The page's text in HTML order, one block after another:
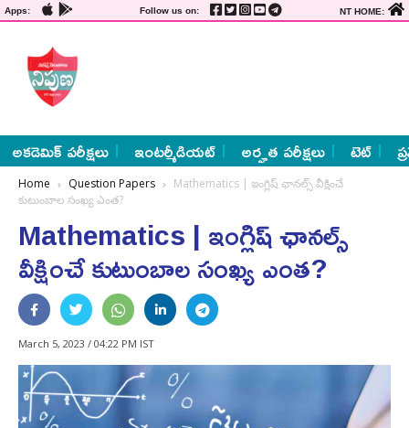
Apps: Follow us on: NT HOME:
అకడెమిక్ పరీక్షలు ఇంటర్మీడియట్ అర్హత పరీక్షలు టెట్
Home Question Papers
Mathematics | ఇంగ్లిష్ ఛానల్స్ వీక్షించే
కుటుంబాల సంఖ్య ఎంత?
Mathematics | ఇంగ్లిష్ ఛానల్స్
వీక్షించే కుటుంబాల సంఖ్య ఎంత?
March 5, 2023 / 04:22 PM IST